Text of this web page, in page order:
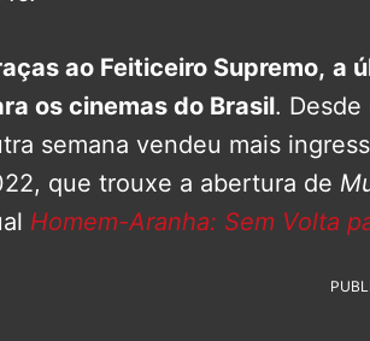
ao Feiticeiro Supremo, a
os cinemas do Brasil. Desde
semana vendeu mais
que trouxe a abertura de
Homem-Aranha: Sem Volta